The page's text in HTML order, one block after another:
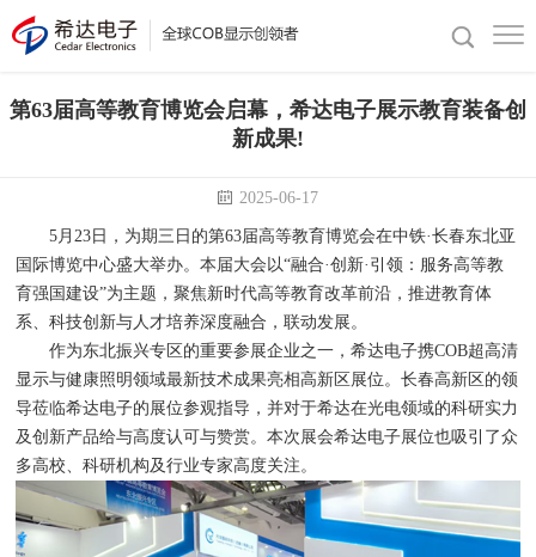
第63届高等教育博览会启幕，希达电子展示教育装备创
新成果!
2025-06-17
5月23日，为期三日的第63届高等教育博览会在中铁·长春东北亚
国际博览中心盛大举办。本届大会以“融合·创新·引领：服务高等教
育强国建设”为主题，聚焦新时代高等教育改革前沿，推进教育体
系、科技创新与人才培养深度融合，联动发展。
作为东北振兴专区的重要参展企业之一，希达电子携COB超高清
显示与健康照明领域最新技术成果亮相高新区展位。长春高新区的领
导莅临希达电子的展位参观指导，并对于希达在光电领域的科研实力
及创新产品给与高度认可与赞赏。本次展会希达电子展位也吸引了众
多高校、科研机构及行业专家高度关注。